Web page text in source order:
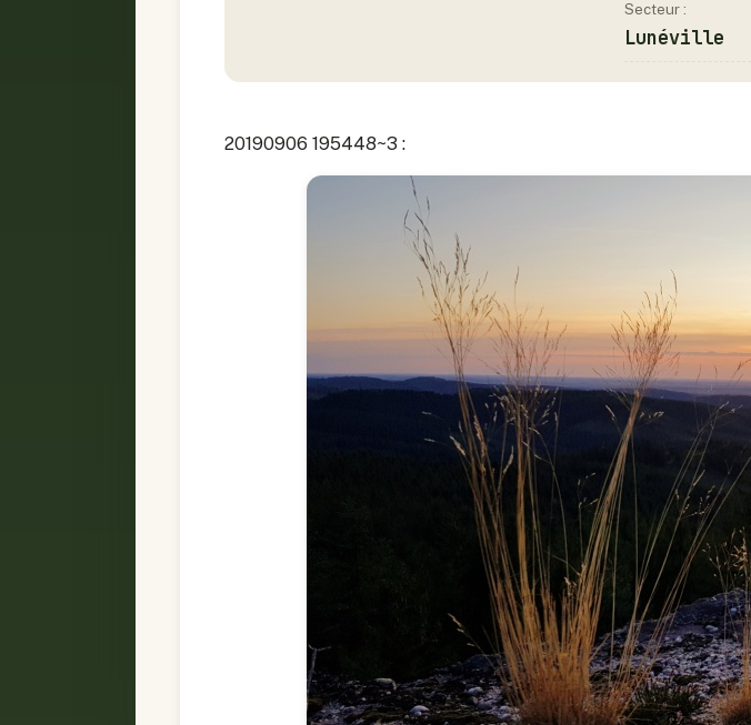
Secteur :
Lunéville
20190906 195448~3 :